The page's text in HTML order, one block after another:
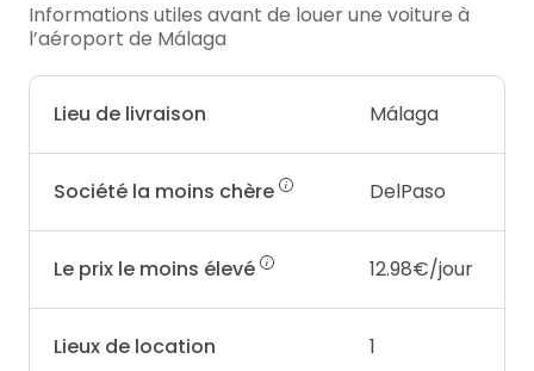
Informations utiles avant de louer une voiture à
l’aéroport de Málaga
Lieu de livraison Málaga
Société la moins chère DelPaso
Le prix le moins élevé 12.98€/jour
Lieux de location 1